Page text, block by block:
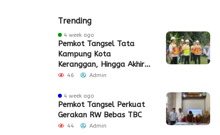
Trending
4 week ago
Pemkot Tangsel Tata
Kampung Kota
Keranggan, Hingga Akhir
2026
46 Admin
4 week ago
Pemkot Tangsel Perkuat
Gerakan RW Bebas TBC
44 Admin